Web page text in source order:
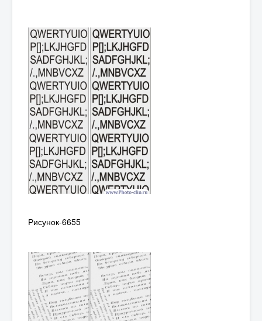
Рисунок-6655